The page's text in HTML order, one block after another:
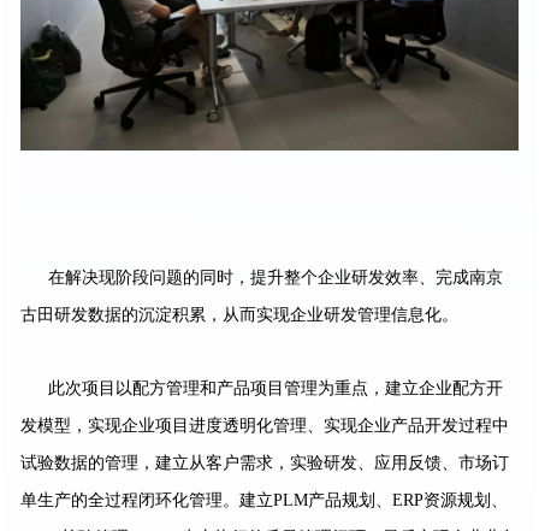
在解决现阶段问题的同时，提升整个企业研发效率、完成南京
古⽥研发数据的沉淀积累，从⽽实现企业研发管理信息化。
此次项⽬以配⽅管理和产品项目管理为重点，建⽴企业配⽅开
发模型，实现企业项目进度透明化管理、实现企业产品开发过程中
试验数据的管理，建立从客户需求，实验研发、应用反馈、市场订
单生产的全过程闭环化管理。建⽴PLM产品规划、ERP资源规划、